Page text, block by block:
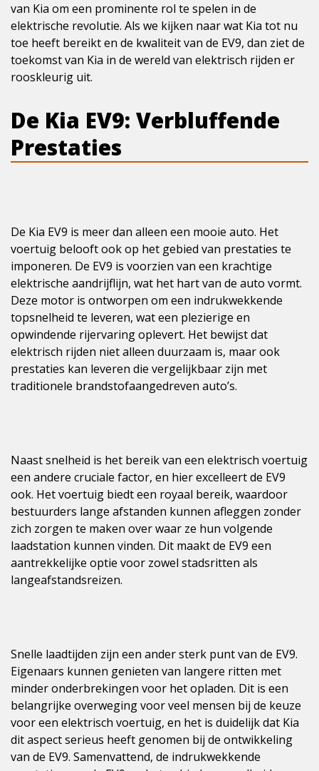
van Kia om een prominente rol te spelen in de
elektrische revolutie. Als we kijken naar wat Kia tot nu
toe heeft bereikt en de kwaliteit van de EV9, dan ziet de
toekomst van Kia in de wereld van elektrisch rijden er
rooskleurig uit.
De Kia EV9: Verbluffende
Prestaties
De Kia EV9 is meer dan alleen een mooie auto. Het
voertuig belooft ook op het gebied van prestaties te
imponeren. De EV9 is voorzien van een krachtige
elektrische aandrijflijn, wat het hart van de auto vormt.
Deze motor is ontworpen om een indrukwekkende
topsnelheid te leveren, wat een plezierige en
opwindende rijervaring oplevert. Het bewijst dat
elektrisch rijden niet alleen duurzaam is, maar ook
prestaties kan leveren die vergelijkbaar zijn met
traditionele brandstofaangedreven auto’s.
Naast snelheid is het bereik van een elektrisch voertuig
een andere cruciale factor, en hier excelleert de EV9
ook. Het voertuig biedt een royaal bereik, waardoor
bestuurders lange afstanden kunnen afleggen zonder
zich zorgen te maken over waar ze hun volgende
laadstation kunnen vinden. Dit maakt de EV9 een
aantrekkelijke optie voor zowel stadsritten als
langeafstandsreizen.
Snelle laadtijden zijn een ander sterk punt van de EV9.
Eigenaars kunnen genieten van langere ritten met
minder onderbrekingen voor het opladen. Dit is een
belangrijke overweging voor veel mensen bij de keuze
voor een elektrisch voertuig, en het is duidelijk dat Kia
dit aspect serieus heeft genomen bij de ontwikkeling
van de EV9. Samenvattend, de indrukwekkende